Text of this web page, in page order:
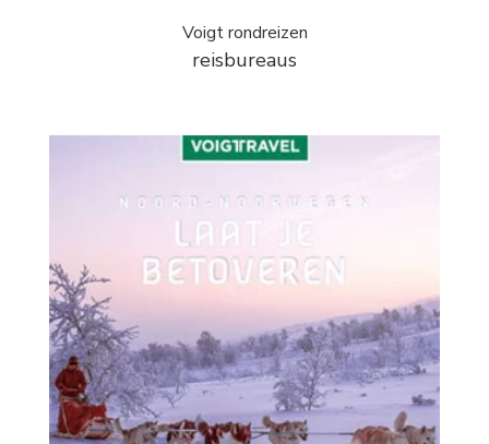
Voigt rondreizen
reisbureaus